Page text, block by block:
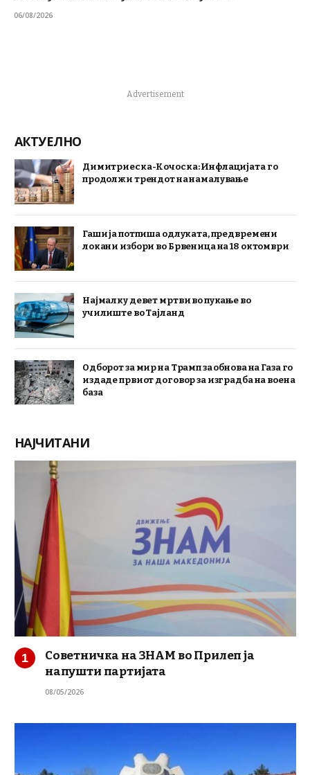
06/08/2026
Advertisement
АКТУЕЛНО
Димитриеска-Кочоска: Инфлацијата го
продолжи трендот на намалување
Гаши ја потпиша одлуката, предвремени
локани избори во Брвеница на 18 октомври
Најмалку девет мртви во пукање во
училиште во Тајланд
Одборот за мир на Трамп за обнова на Газа го
издаде првиот договор за изградба на воена
база
НАЈЧИТАНИ
Советничка на ЗНАМ во Прилеп ја
напушти партијата
08/05/2026